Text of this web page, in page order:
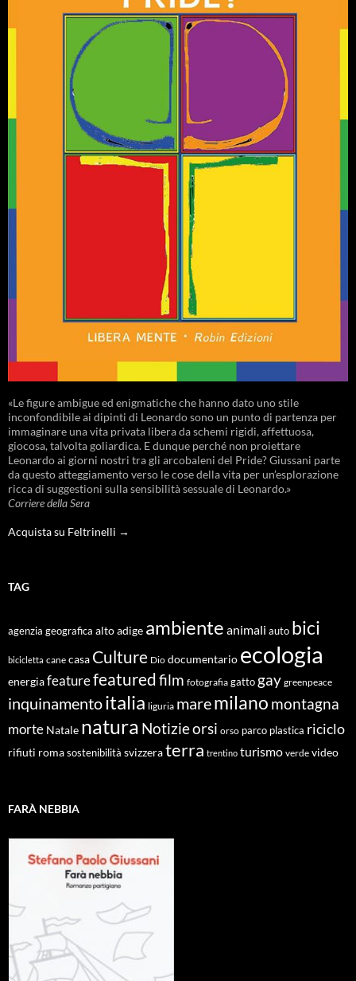
«Le figure ambigue ed enigmatiche che hanno dato uno stile
inconfondibile ai dipinti di Leonardo sono un punto di partenza per
immaginare una vita privata libera da schemi rigidi, affettuosa,
giocosa, talvolta goliardica. E dunque perché non proiettare
Leonardo ai giorni nostri tra gli arcobaleni del Pride? Giussani parte
da questo atteggiamento verso le cose della vita per un’esplorazione
ricca di suggestioni sulla sensibilità sessuale di Leonardo.»
Corriere della Sera
Acquista su Feltrinelli →
TAG
agenzia geografica alto adige ambiente animali auto bici
bicicletta cane casa Culture Dio documentario ecologia
energiafeaturefeaturedfilm fotografia gatto gay greenpeace
inquinamentoitalia liguria maremilano montagna
morte Natale natura Notizieorsi orso parco plastica riciclo
rifiuti roma sostenibilità svizzeraterra trentino turismo verde video
FARÀ NEBBIA